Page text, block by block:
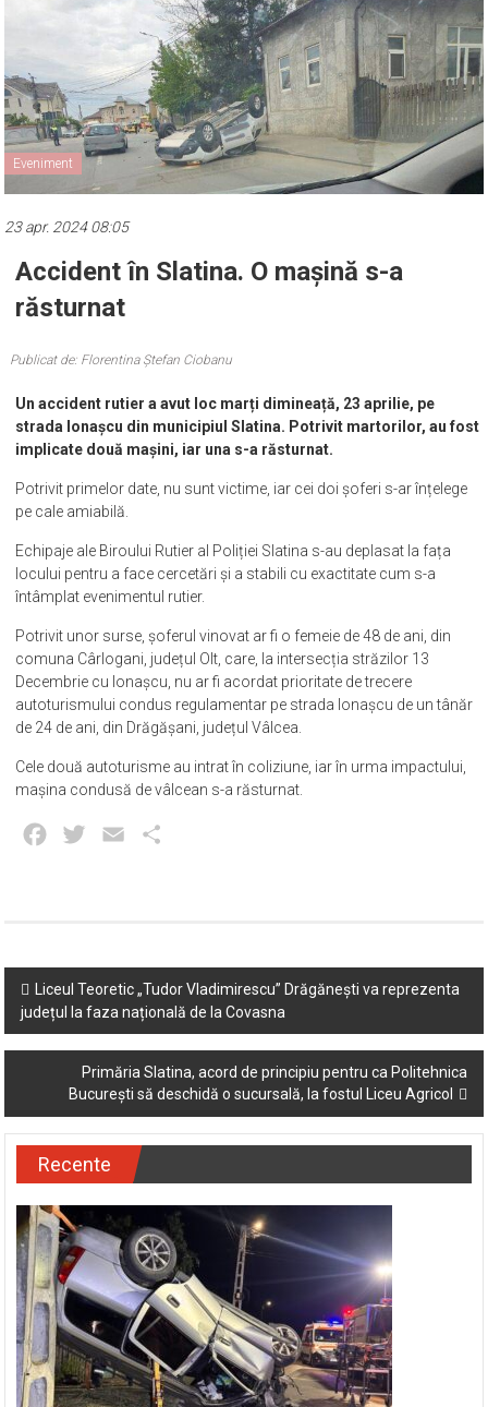
Eveniment
23 apr. 2024 08:05
Accident în Slatina. O mașină s-a
răsturnat
Publicat de: Florentina Ștefan Ciobanu
Un accident rutier a avut loc marți dimineață, 23 aprilie, pe
strada Ionașcu din municipiul Slatina. Potrivit martorilor, au fost
implicate două mașini, iar una s-a răsturnat.
Potrivit primelor date, nu sunt victime, iar cei doi șoferi s-ar înțelege
pe cale amiabilă.
Echipaje ale Biroului Rutier al Poliției Slatina s-au deplasat la fața
locului pentru a face cercetări și a stabili cu exactitate cum s-a
întâmplat evenimentul rutier.
Potrivit unor surse, șoferul vinovat ar fi o femeie de 48 de ani, din
comuna Cârlogani, județul Olt, care, la intersecția străzilor 13
Decembrie cu Ionașcu, nu ar fi acordat prioritate de trecere
autoturismului condus regulamentar pe strada Ionașcu de un tânăr
de 24 de ani, din Drăgășani, județul Vâlcea.
Cele două autoturisme au intrat în coliziune, iar în urma impactului,
mașina condusă de vâlcean s-a răsturnat.
Facebook
Twitter Email
Post
navigation
Liceul Teoretic „Tudor Vladimirescu” Drăgănești va reprezenta
județul la faza națională de la Covasna
Primăria Slatina, acord de principiu pentru ca Politehnica
București să deschidă o sucursală, la fostul Liceu Agricol
Recente